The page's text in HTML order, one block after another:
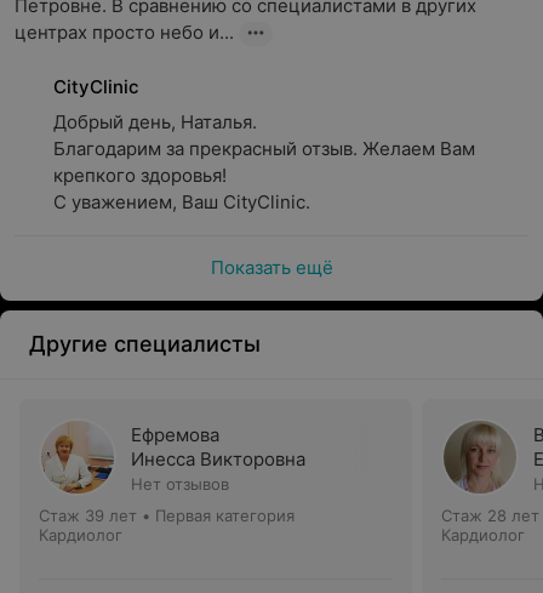
Петровне. В сравнению со специалистами в других
центрах просто небо и...
CityClinic
Добрый день, Наталья.
Благодарим за прекрасный отзыв. Желаем Вам
крепкого здоровья!
С уважением, Ваш CityClinic.
Показать ещё
Другие специалисты
Ефремова
Инесса Викторовна
Нет отзывов
Стаж 39 лет • Первая категория
Кардиолог
Стаж 28 лет
Кардиолог